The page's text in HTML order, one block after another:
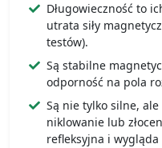
Długowieczność to
utrata siły
testów).
Są stabilne
odporność na pola
Są nie tylko silne, ale
niklowanie lub
refleksyjna i wygląda